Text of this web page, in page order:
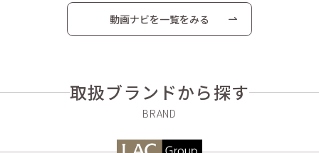
動画ナビを一覧をみる
取扱ブランドから探す